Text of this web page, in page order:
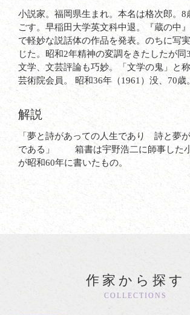
小説家。福岡県生まれ。本名は格次郎。8
ごす。早稲田大学英文科中退。『蔵の中』
で軽妙な説話体の作品を発表。のちに写
じた。昭和2年精神の変調をきたしたが同
文学、文芸評論も巧妙。「文学の鬼」と
芸術院会員。 昭和36年（1961）没、70歳。
解説
「夢と詩があっての人生であり 詩と夢
である」 箱書は宇野浩二に師事した
が昭和60年に書いたもの。
作家から探す
COLLECTIONS